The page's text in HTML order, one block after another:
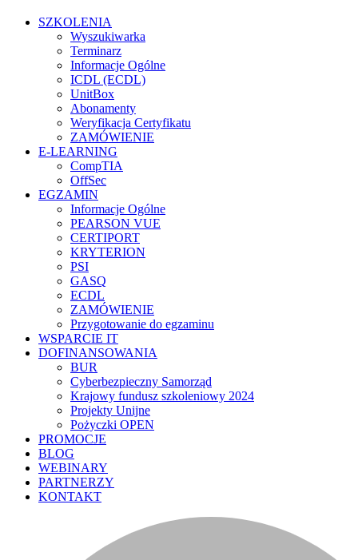
SZKOLENIA
Wyszukiwarka
Terminarz
Informacje Ogólne
ICDL (ECDL)
UnitBox
Abonamenty
Weryfikacja Certyfikatu
ZAMÓWIENIE
E-LEARNING
CompTIA
OffSec
EGZAMIN
Informacje Ogólne
PEARSON VUE
CERTIPORT
KRYTERION
PSI
GASQ
ECDL
ZAMÓWIENIE
Przygotowanie do egzaminu
WSPARCIE IT
DOFINANSOWANIA
BUR
Cyberbezpieczny Samorząd
Krajowy fundusz szkoleniowy 2024
Projekty Unijne
Pożyczki OPEN
PROMOCJE
BLOG
WEBINARY
PARTNERZY
KONTAKT